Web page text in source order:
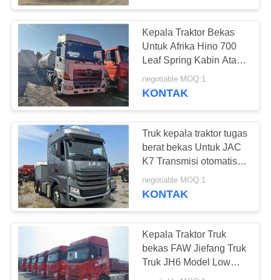
TUR
PABRIK
KONTROL
KUALITAS
HUBUNGI
PERMINTAAN
PENAWARAN
SITEMAP
Bus Yutong Bekas
908
Bus Mini Bekas
199
189
Kepala Traktor Bekas
Untuk Afrika Hino 700
Leaf Spring Kabin Atap
Tinggi 6 * 4 Truk Tugas
Berat awet
negotiable MOQ:1
KONTAK
Truk kepala traktor tugas
berat bekas Untuk JAC
K7 Transmisi otomatis
ZF 540hp Dengan tidur
6 * 4
negotiable MOQ:1
KONTAK
Kepala Traktor Truk
bekas FAW Jiefang Truk
Truk JH6 Model Low
Mileage 2020 Tahun